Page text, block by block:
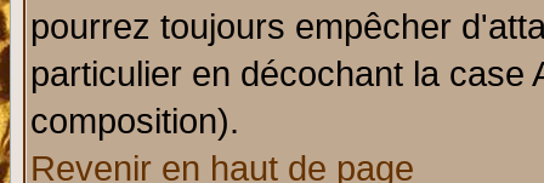
pourrez toujours empêcher
particulier en décochant la
composition).
Revenir en haut de page